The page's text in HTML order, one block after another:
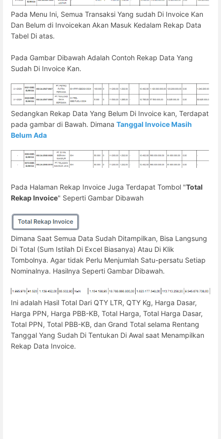
Pada Menu Ini, Semua Transaksi Yang sudah Di Invoice Kan
Dan Belum di Invoicekan Akan Masuk Kedalam Rekap Data
Tabel Di atas.
Pada Gambar Dibawah Adalah Contoh Rekap Data Yang
Sudah Di Invoice Kan.
Sedangkan Rekap Data Yang Belum Di Invoice kan, Terdapat
pada gambar di Bawah. Dimana Tanggal Invoice Masih
Belum Ada
Pada Halaman Rekap Invoice Juga Terdapat Tombol "Total
Rekap Invoice" Seperti Gambar Dibawah
Dimana Saat Semua Data Sudah Ditampilkan, Bisa Langsung
Di Total (Sum Istilah Di Excel Biasanya) Atau Di Klik
Tombolnya. Agar tidak Perlu Menjumlah Satu-persatu Setiap
Nominalnya. Hasilnya Seperti Gambar Dibawah.
Ini adalah Hasil Total Dari QTY LTR, QTY Kg, Harga Dasar,
Harga PPN, Harga PBB-KB, Total Harga, Total Harga Dasar,
Total PPN, Total PBB-KB, dan Grand Total selama Rentang
Tanggal Yang Sudah Di Tentukan Di Awal saat Menampilkan
Rekap Data Invoice.